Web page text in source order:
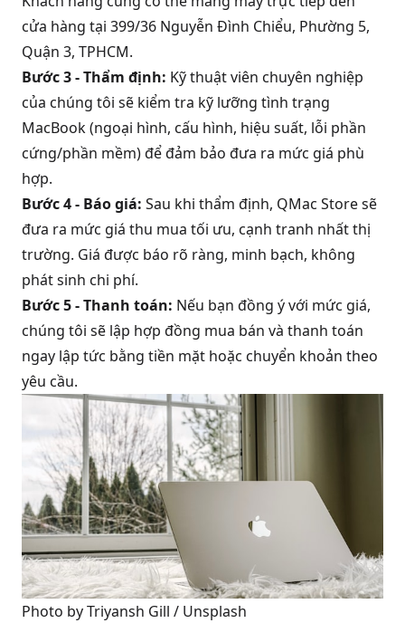
cửa hàng tại 399/36 Nguyễn Đình Chiểu, Phường 5,
Quận 3, TPHCM.
Bước 3 - Thẩm định: Kỹ thuật viên chuyên nghiệp
của chúng tôi sẽ kiểm tra kỹ lưỡng tình trạng
MacBook (ngoại hình, cấu hình, hiệu suất, lỗi phần
cứng/phần mềm) để đảm bảo đưa ra mức giá phù
hợp.
Bước 4 - Báo giá: Sau khi thẩm định, QMac Store sẽ
đưa ra mức giá thu mua tối ưu, cạnh tranh nhất thị
trường. Giá được báo rõ ràng, minh bạch, không
phát sinh chi phí.
Bước 5 - Thanh toán: Nếu bạn đồng ý với mức giá,
chúng tôi sẽ lập hợp đồng mua bán và thanh toán
ngay lập tức bằng tiền mặt hoặc chuyển khoản theo
yêu cầu.
Photo by Triyansh Gill / Unsplash